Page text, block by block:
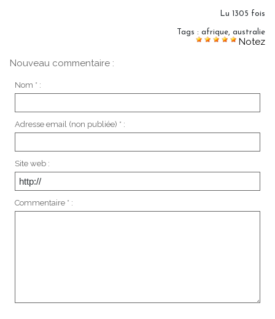
Lu 1305 fois
Tags : afrique, australie
Notez
Nouveau commentaire :
Nom * :
Adresse email (non publiée) * :
Site web :
Commentaire * :